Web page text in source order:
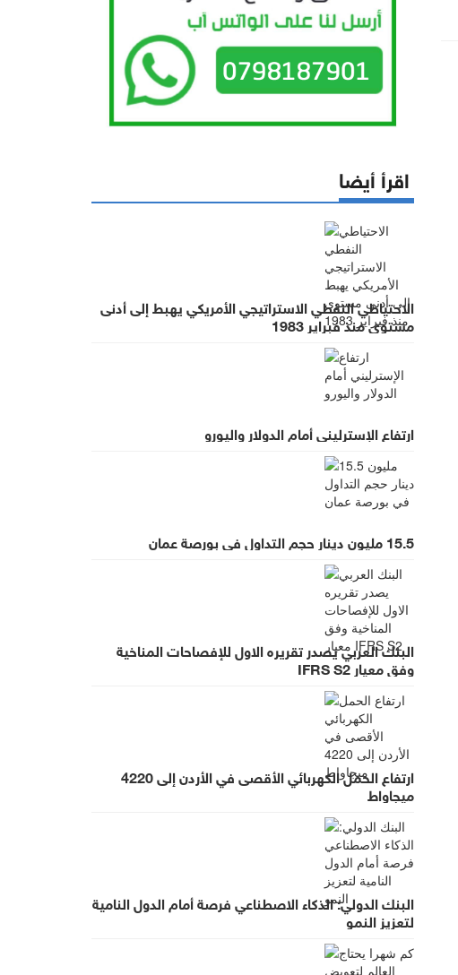
اقرأ أيضا
الاحتياطي النفطي الاستراتيجي الأمريكي يهبط إلى أدنى
مستوى منذ فبراير 1983
ارتفاع الإسترليني أمام الدولار واليورو
15.5 مليون دينار حجم التداول في بورصة عمان
البنك العربي يصدر تقريره الاول للإفصاحات المناخية
وفق معيار IFRS S2
ارتفاع الحمل الكهربائي الأقصى في الأردن إلى 4220
ميجاواط
البنك الدولي: الذكاء الاصطناعي فرصة أمام الدول النامية
لتعزيز النمو